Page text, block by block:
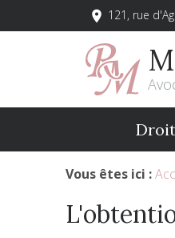
place 121, rue
Vous êtes ici :